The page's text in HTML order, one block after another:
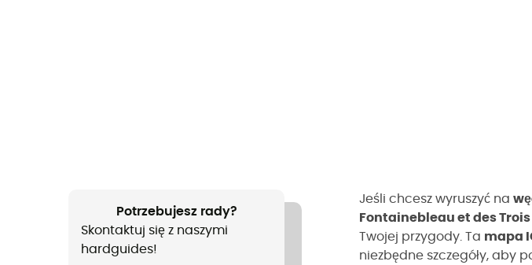
Potrzebujesz rady?
Skontaktuj się z naszymi
hardguides!
Jeśli chcesz wyruszyć na
Fontainebleau et des
Twojej przygody. Ta mapa
niezbędne szczegóły, aby